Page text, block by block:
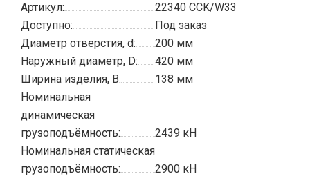
Артикул:
22340 CCK/W33
Доступно:
Под заказ
Диаметр отверстия, d:
200 мм
Наружный диаметр, D:
420 мм
Ширина изделия, B:
138 мм
Номинальная
динамическая
грузоподъёмность:
2439 кН
Номинальная статическая
грузоподъёмность:
2900 кН